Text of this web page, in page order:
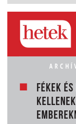
FÉKEK